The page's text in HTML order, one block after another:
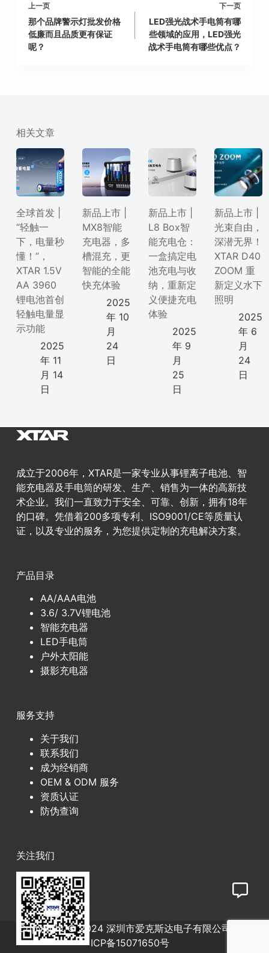
上一页
那个品牌警示灯批发价格
低廉而且品质更有保证
呢？
下一页
LED强光战术手电筒有哪
些领域的应用，LED强光
战术手电筒有哪些优点？
相关文章
全球首发 |
“轻触一
下，电量秒
懂！”，
XTAR 1.5V
AA 3960
锂电池首创
轻触电量显
示功能
2025
年 11
月 14
日
新品上市 |
MX8智能
充电器，多
槽混充，更
智能的全能
快充体验
2025
年 10
月
24
日
新品上市 |
L8 Box智
能充电仓：
一盒搞定电
池充电与收
纳，重新定
义便捷充电
体验
2025
年 9
月
25
日
新品上市 |
光束自由，
深潜无界！
XTAR D40
ZOOM 重
新定义水下
照明
2025
年 6
月
24
日
成立于2006年，XTAR是一家专业从事锂离子电池、智
能充电器及手电筒的研发、生产、销售为一体的高新技
术企业。我们一直致力于安全、可靠、创新，拥有18年
的口碑。凭借着200多项专利、ISO9001/CE等质量认
证，以及专业的服务，为您提供定制的充电解决方案。
产品目录
AA/AAA电池
3.6/ 3.7V锂电池
智能充电器
LED手电筒
户外太阳能
摄影充电器
服务支持
关于我们
联系我们
成为经销商
OEM & ODM 服务
资质认证
防伪查询
关注我们
Copyright © 2024 深圳市爱克斯达电子有限公司
ICP备15071650号